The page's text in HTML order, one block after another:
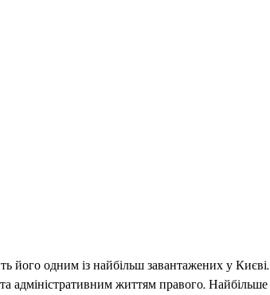
одним із найбільш завантажених у Києві.
адміністративним життям правого. Найбільше